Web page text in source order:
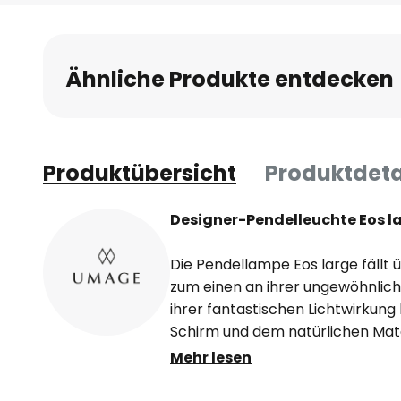
Bildgalerie
springen
Ähnliche Produkte entdecken
Produktübersicht
Designer-Pendelleuchte Eos
Die Pendellampe Eos large fällt
zum einen an ihrer
ihrer fantastischen Lichtwirkung
Schirm und dem natürlichen
wurde, zu verdanken. Der
Mehr lesen